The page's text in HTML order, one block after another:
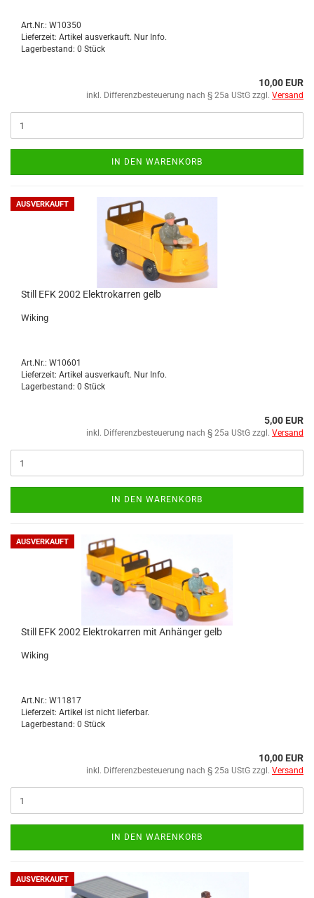
Art.Nr.: W10350
Lieferzeit: Artikel ausverkauft. Nur Info.
Lagerbestand: 0 Stück
10,00 EUR
inkl. Differenzbesteuerung nach § 25a UStG zzgl. Versand
IN DEN WARENKORB
AUSVERKAUFT
Still EFK 2002 Elek­tro­kar­ren gelb
Wi­king
Art.Nr.: W10601
Lieferzeit: Artikel ausverkauft. Nur Info.
Lagerbestand: 0 Stück
5,00 EUR
inkl. Differenzbesteuerung nach § 25a UStG zzgl. Versand
IN DEN WARENKORB
AUSVERKAUFT
Still EFK 2002 Elek­tro­kar­ren mit An­hän­ger gelb
Wi­king
Art.Nr.: W11817
Lieferzeit: Artikel ist nicht lieferbar.
Lagerbestand: 0 Stück
10,00 EUR
inkl. Differenzbesteuerung nach § 25a UStG zzgl. Versand
IN DEN WARENKORB
AUSVERKAUFT